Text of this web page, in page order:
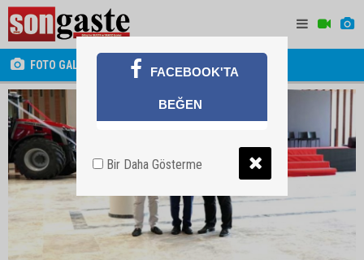
FOTO GALERİ FACEBOOK'TA
BEĞEN
Bir Daha Gösterme